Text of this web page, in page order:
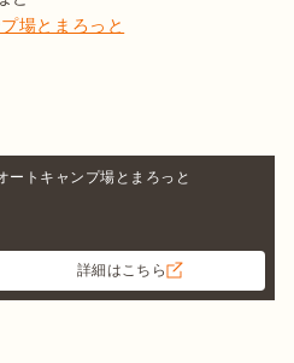
場とまろっと
ートキャンプ場とまろっと
詳細はこちら